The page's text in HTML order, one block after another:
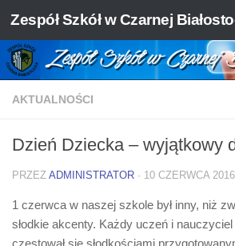
Skip to content
Zespół Szkół w Czarnej
AKTUALNOŚCI
Dzień Dziecka – wyjątkowy
PRZEZ ADMINISTRATOR · 10 CZERWCA 2016
1 czerwca w naszej szkole był inny, niż
słodkie akcenty. Każdy uczeń i
częstował się słodkościami